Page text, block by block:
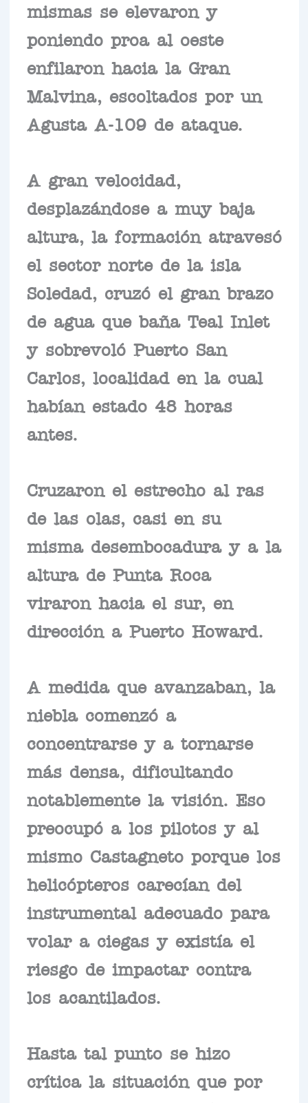
mismas se elevaron y
poniendo proa al oeste
enfilaron hacia la Gran
Malvina, escoltados por un
Agusta A-109 de ataque.
A gran velocidad,
desplazándose a muy baja
altura, la formación atravesó
el sector norte de la isla
Soledad, cruzó el gran brazo
de agua que baña Teal Inlet
y sobrevoló Puerto San
Carlos, localidad en la cual
habían estado 48 horas
antes.
Cruzaron el estrecho al ras
de las olas, casi en su
misma desembocadura y a la
altura de Punta Roca
viraron hacia el sur, en
dirección a Puerto Howard.
A medida que avanzaban, la
niebla comenzó a
concentrarse y a tornarse
más densa, dificultando
notablemente la visión. Eso
preocupó a los pilotos y al
mismo Castagneto porque los
helicópteros carecían del
instrumental adecuado para
volar a ciegas y existía el
riesgo de impactar contra
los acantilados.
Hasta tal punto se hizo
crítica la situación que por